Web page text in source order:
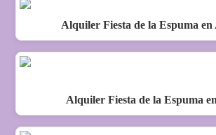
Alquiler Fiesta de la Espuma
Alquiler Fiesta de la Espuma